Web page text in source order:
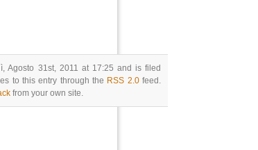
Agosto 31st, 2011 at 17:25 and is filed
to this entry through the RSS 2.0feed.
from your own site.